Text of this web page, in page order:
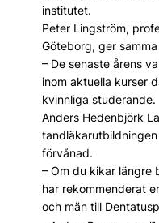
institutet.
Peter Lingström,
Göteborg, ger
– De senaste årens
inom aktuella kurser
kvinnliga studerande.
Anders Hedenbjörk
förvånad.
– Om du kikar längre
har rekommenderat
och män till